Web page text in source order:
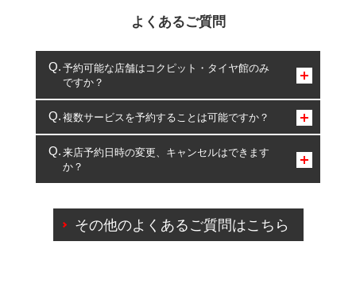
よくあるご質問
予約可能な店舗はコクピット・タイヤ館のみ
ですか？
コクピット・タイヤ館のみとなります。
複数サービスを予約することは可能ですか？
複数サービスのご予約は可能です。
一部の商品・サービスの組み合わせに限り、同時にご予約が
出来ないものもございます。
来店予約日時の変更、キャンセルはできます
か？
ご来店予約日の3営業日前を過ぎている場合のご予約
の日時変更につきましては、直接ご予約の店舗まで
その他のよくあるご質問はこちら